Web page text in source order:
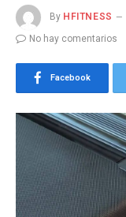
By HFITNESS
No hay comentarios
Facebook